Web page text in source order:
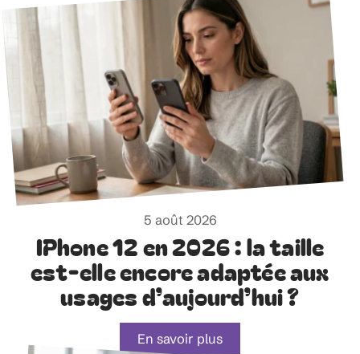
5 août 2026
IPhone 12 en 2026 : la taille
est-elle encore adaptée aux
usages d’aujourd’hui ?
En savoir plus